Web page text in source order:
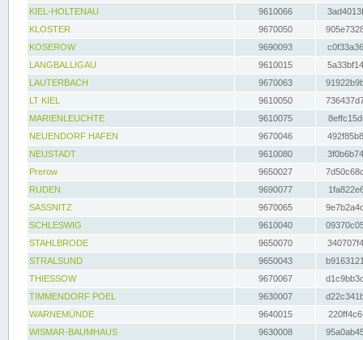
KIEL-HOLTENAU
9610066
KLOSTER
9670050
KOSEROW
9690093
LANGBALLIGAU
9610015
LAUTERBACH
9670063
LT KIEL
9610050
MARIENLEUCHTE
9610075
NEUENDORF HAFEN
9670046
NEUSTADT
9610080
Prerow
9650027
RUDEN
9690077
SASSNITZ
9670065
SCHLESWIG
9610040
STAHLBRODE
9650070
STRALSUND
9650043
THIESSOW
9670067
TIMMENDORF POEL
9630007
WARNEMÜNDE
9640015
WISMAR-BAUMHAUS
9630008